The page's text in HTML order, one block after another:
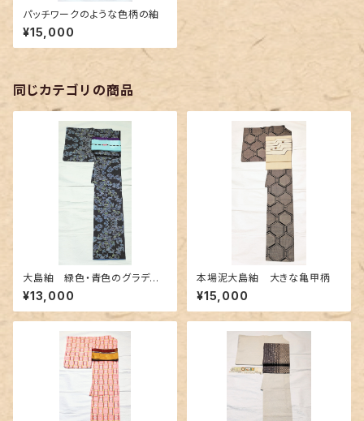
パッチワークのような色柄の紬
¥15,000
同じカテゴリの商品
大島紬 緑色・青色のグラデー
ション
¥13,000
本場泥大島紬 大きな亀甲柄
¥15,000